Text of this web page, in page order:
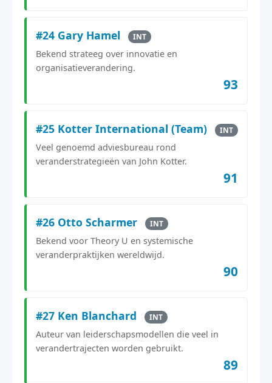
#24 Gary Hamel INT
Bekend strateeg over innovatie en
organisatieverandering.
93
#25 Kotter International (Team) INT
Veel genoemd adviesbureau rond
veranderstrategieën van John Kotter.
91
#26 Otto Scharmer INT
Bekend voor Theory U en systemische
veranderpraktijken wereldwijd.
90
#27 Ken Blanchard INT
Auteur van leiderschapsmodellen die veel in
verandertrajecten worden gebruikt.
89